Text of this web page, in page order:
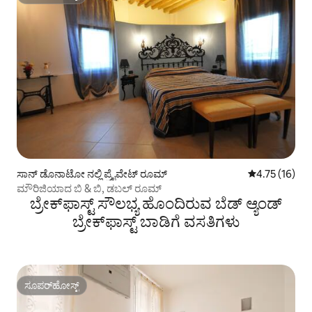
ಸಾನ್ ಡೊನಾಟೋ ನಲ್ಲಿ ಪ್ರೈವೇಟ್ ರೂಮ್ 5 ರಲ್ಲಿ 4.75
4.75 (16)
ಮೌರಿಜಿಯಾದ ಬಿ & ಬಿ, ಡಬಲ್ ರೂಮ್
ಬ್ರೇಕ್‌ಫಾಸ್ಟ್ ‌ಸೌಲಭ್ಯ ಹೊಂದಿರುವ ಬೆಡ್ ಆ್ಯಂಡ್
ಬ್ರೇಕ್‌ಫಾಸ್ಟ್‌ ಬಾಡಿಗೆ ವಸತಿಗಳು
ಸೂಪರ್‌ಹೋಸ್ಟ್
ಸೂಪರ್‌ಹೋಸ್ಟ್